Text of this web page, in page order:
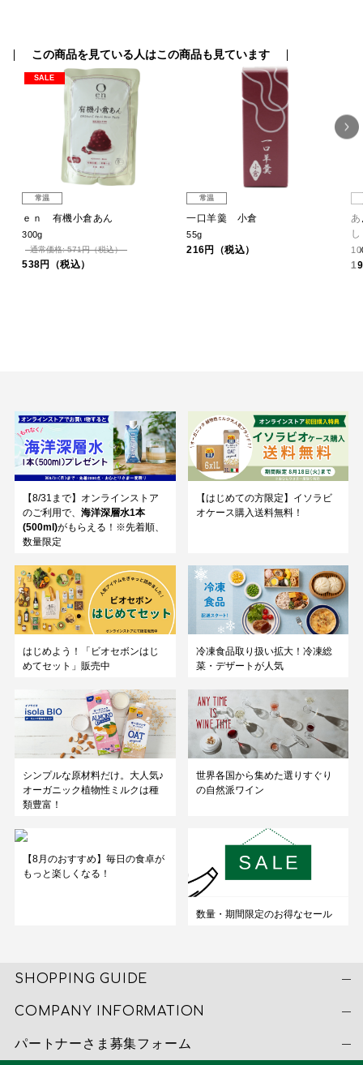
この商品を見ている人はこの商品も見ています
SALE
常温
ｅｎ 有機小倉あん
300g
通常価格: 571円（税込）
538円（税込）
常温
一口羊羹 小倉
55g
216円（税込）
し
【8/31まで】オンラインストア
のご利用で、 海洋深層水1本
(500ml)がもらえる！※先着順、
数量限定
【はじめての方限定】イソラビ
オケース購入送料無料！
はじめよう！「ビオセボンはじ
めてセット」販売中
冷凍食品取り扱い拡大！冷凍総
菜・デザートが人気
シンプルな原材料だけ。大人気♪
オーガニック植物性ミルクは種
類豊富！
世界各国から集めた選りすぐり
の自然派ワイン
【8月のおすすめ】毎日の食卓が
もっと楽しくなる！
数量・期間限定のお得なセール
SHOPPING GUIDE
COMPANY INFORMATION
パートナーさま募集フォーム